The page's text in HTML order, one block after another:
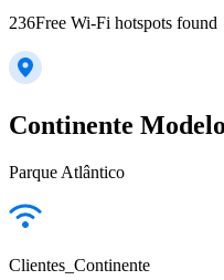
236Free Wi-Fi hotspots found
Continente Modelo
Parque Atlântico
Clientes_Continente